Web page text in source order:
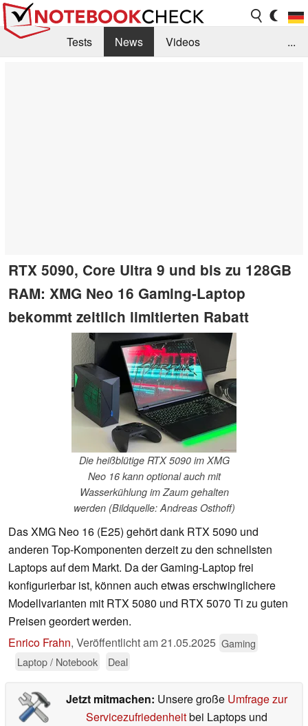
Tests News
Videos
...
RTX 5090, Core Ultra 9 und bis zu 128GB
RAM: XMG Neo 16 Gaming-Laptop
bekommt zeitlich limitierten Rabatt
Die heißblütige RTX 5090 im XMG
Neo 16 kann optional auch mit
Wasserkühlung im Zaum gehalten
werden (Bildquelle: Andreas Osthoff)
Das XMG Neo 16 (E25) gehört dank RTX 5090 und
anderen Top-Komponenten derzeit zu den schnellsten
Laptops auf dem Markt. Da der Gaming-Laptop frei
konfigurierbar ist, können auch etwas erschwinglichere
Modellvarianten mit RTX 5080 und RTX 5070 Ti zu guten
Preisen geordert werden.
Enrico Frahn, Veröffentlicht am21.05.2025 Gaming
Laptop / Notebook
Deal
Jetzt mitmachen: Unsere große Umfrage zur
Servicezufriedenheitbei Laptops und